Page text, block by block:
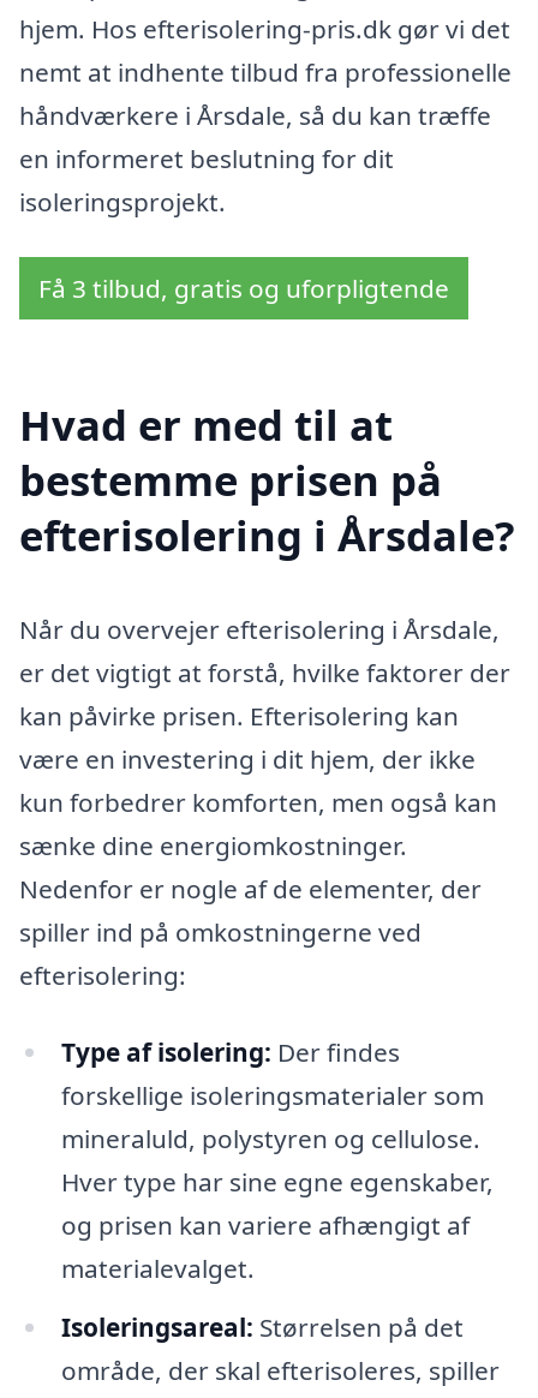
hjem. Hos efterisolering-pris.dk gør vi det
nemt at indhente tilbud fra professionelle
håndværkere i Årsdale, så du kan træffe
en informeret beslutning for dit
isoleringsprojekt.
Få 3 tilbud, gratis og uforpligtende
Hvad er med til at
bestemme prisen på
efterisolering i Årsdale?
Når du overvejer efterisolering i Årsdale,
er det vigtigt at forstå, hvilke faktorer der
kan påvirke prisen. Efterisolering kan
være en investering i dit hjem, der ikke
kun forbedrer komforten, men også kan
sænke dine energiomkostninger.
Nedenfor er nogle af de elementer, der
spiller ind på omkostningerne ved
efterisolering:
Type af isolering: Der findes
forskellige isoleringsmaterialer som
mineraluld, polystyren og cellulose.
Hver type har sine egne egenskaber,
og prisen kan variere afhængigt af
materialevalget.
Isoleringsareal: Størrelsen på det
område, der skal efterisoleres, spiller